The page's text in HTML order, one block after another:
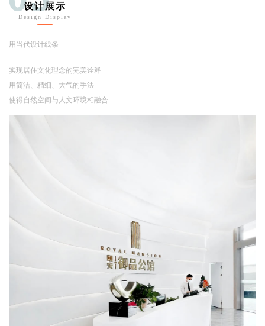
设计展示
Design Display
用当代设计线条
实现居住文化理念的完美诠释
用简洁、精细、大气的手法
使得自然空间与人文环境相融合